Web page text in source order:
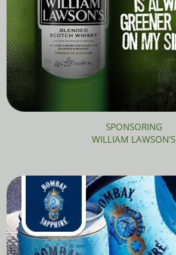
SPONSORING
WILLIAM LAWSON'S